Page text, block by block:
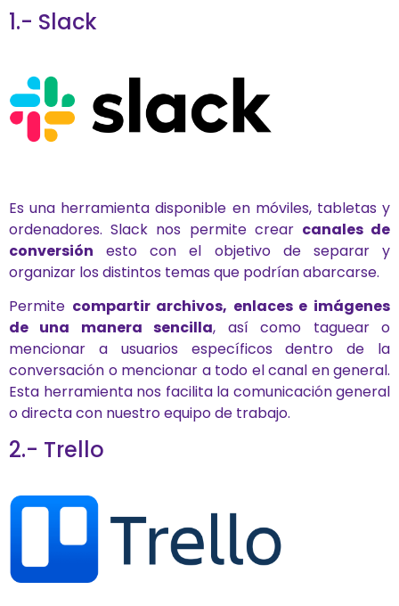
1.- Slack
Es una herramienta disponible en móviles, tabletas y
ordenadores. Slack nos permite crear canales de
conversión esto con el objetivo de separar y
organizar los distintos temas que podrían abarcarse.
Permite compartir archivos, enlaces e imágenes
de una manera sencilla, así como taguear o
mencionar a usuarios específicos dentro de la
conversación o mencionar a todo el canal en general.
Esta herramienta nos facilita la comunicación general
o directa con nuestro equipo de trabajo.
2.- Trello